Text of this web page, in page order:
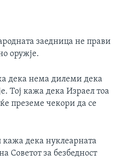
заедница не прави
оружје.
дека нема дилеми дека
Тој кажа дека Израел тоа
преземе чекори да се
дека нуклеарната
Советот за безбедност